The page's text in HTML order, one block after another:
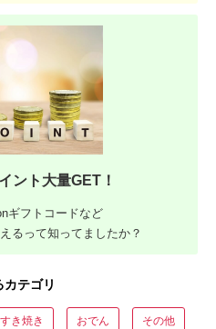
ント大量GET！
ギフトコードなど
るって知ってましたか？
テゴリ
すき焼き おでん その他